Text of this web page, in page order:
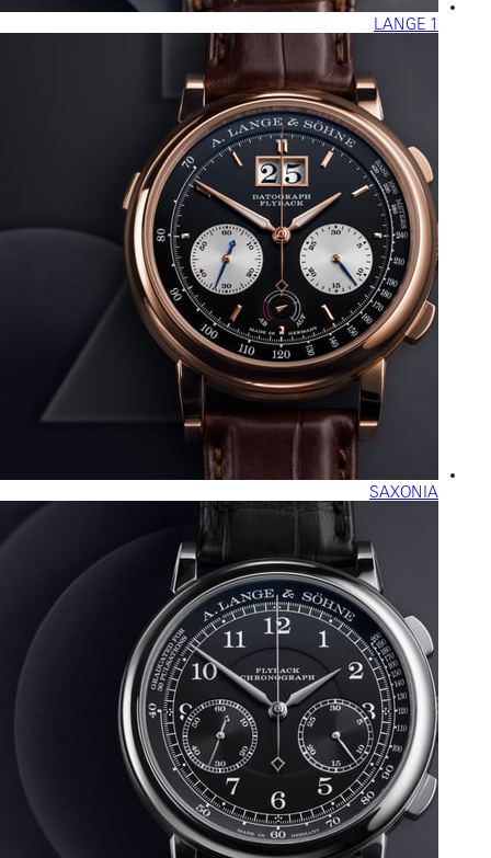
LANGE 1
SAXONIA